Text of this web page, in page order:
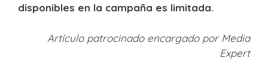
disponibles en la campaña es limitada.
Artículo patrocinado encargado por Media
Expert